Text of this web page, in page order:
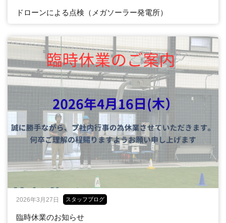
ドローンによる点検（メガソーラー発電所）
2026年3月27日 スタッフブログ
臨時休業のお知らせ